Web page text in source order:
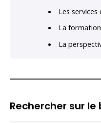
Les
La formation
La
Rechercher sur le